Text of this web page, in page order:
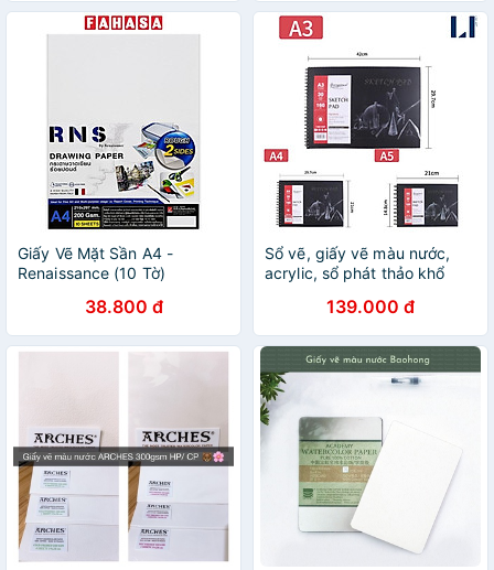
Giấy Vẽ Mặt Sần A4 -
Renaissance (10 Tờ)
38.800 đ
Sổ vẽ, giấy vẽ màu nước,
acrylic, sổ phát thảo khổ
139.000 đ